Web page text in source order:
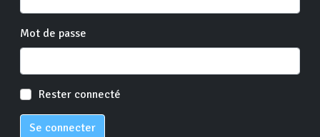
Mot de passe
Rester connecté
Se connecter